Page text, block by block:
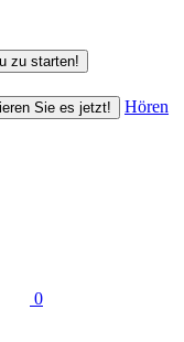
zu starten!
Sie es jetzt!
Hören
0